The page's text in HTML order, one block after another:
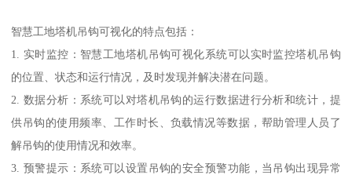
智慧工地塔机吊钩可视化的特点包括：
1. 实时监控：智慧工地塔机吊钩可视化系统可以实时监控塔机吊钩
的位置、状态和运行情况，及时发现并解决潜在问题。
2. 数据分析：系统可以对塔机吊钩的运行数据进行分析和统计，提
供吊钩的使用频率、工作时长、负载情况等数据，帮助管理人员了
解吊钩的使用情况和效率。
3. 预警提示：系统可以设置吊钩的安全预警功能，当吊钩出现异常